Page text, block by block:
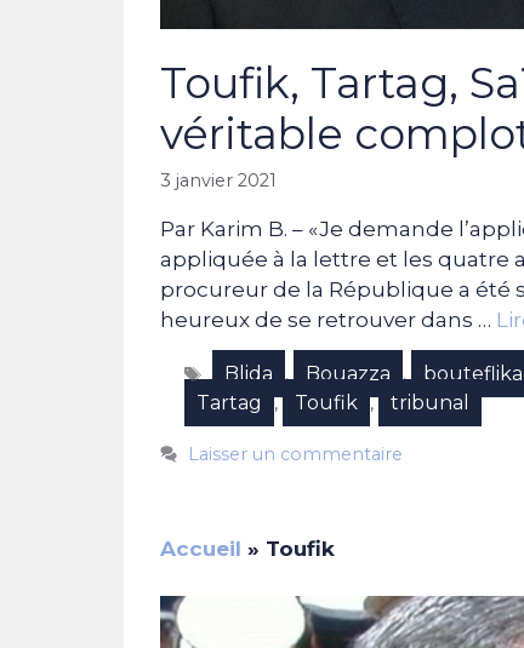
Toufik, Tartag,
véritable
3 janvier 2021
Par Karim B. – «Je demande
appliquée à la lettre et les quatre
procureur de la République a été
heureux de se retrouver dans …
Étiquettes
Blida , Bouazza , bouteflika
Tartag , Toufik , tribunal
Laisser un commentaire
Accueil » Toufik